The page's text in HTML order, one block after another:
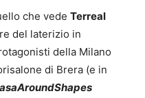
che vede Terreal
del laterizio in
della Milano
di Brera (e in